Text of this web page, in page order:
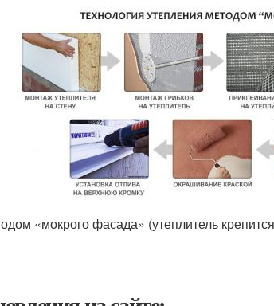
«мокрого фасада» (утеплитель